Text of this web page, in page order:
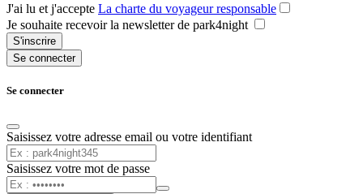
J'ai lu et j'accepte La charte du voyageur responsable
Je souhaite recevoir la newsletter de park4night
S'inscrire
Se connecter
Se connecter
Saisissez votre adresse email ou votre identifiant
Saisissez votre mot de passe